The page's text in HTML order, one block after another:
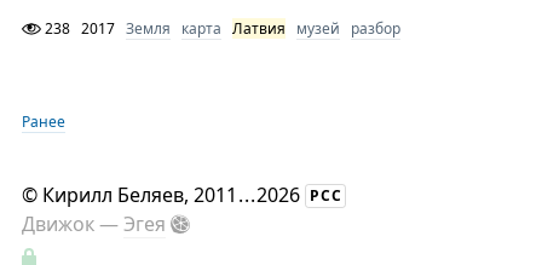
238 2017 Земля карта Латвия музей разбор
Ранее
© Кирилл Беляев, 2011 ...2026 РСС
Движок —Эгея